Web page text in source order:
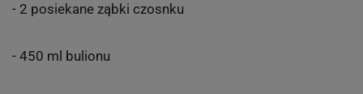
- 2 posiekane ząbki czosnku
- 450 ml bulionu